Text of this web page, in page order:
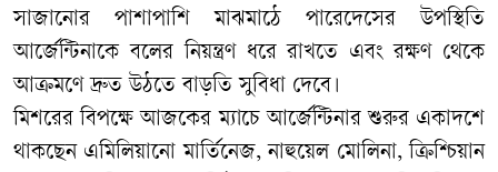
সাজানোর পাশাপাশি মাঝমাঠে পারেদেসের উপস্থিতি
আর্জেন্টিনাকে বলের নিয়ন্ত্রণ ধরে রাখতে এবং রক্ষণ থেকে
আক্রমণে দ্রুত উঠতে বাড়তি সুবিধা দেবে।
মিশরের বিপক্ষে আজকের ম্যাচে আর্জেন্টিনার শুরুর একাদশে
থাকছেন এমিলিয়ানো মার্তিনেজ, নাহুয়েল মোলিনা, ক্রিশ্চিয়ান